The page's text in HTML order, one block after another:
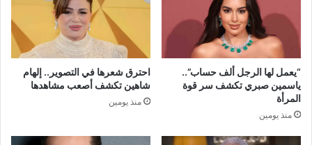
“يعمل لها الرجل ألف حساب”..
ياسمين صبري تكشف سر قوة
المرأة
منذ يومين
احترق شعرها في التصوير.. إلهام
شاهين تكشف أصعب مشاهدها
منذ يومين